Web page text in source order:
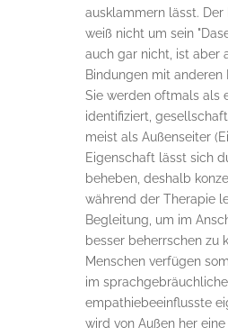
ausklammern lässt.
weiß nicht um sein
auch gar nicht, ist aber
Bindungen mit anderen
Sie werden oftmals als
identifiziert,
meist als Außenseiter
Eigenschaft lässt sich
beheben, deshalb
während der Therapie
Begleitung, um im
besser beherrschen zu
Menschen verfügen
im
empathiebeeinflusste
wird von Außen her